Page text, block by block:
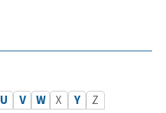
U V W X Y Z